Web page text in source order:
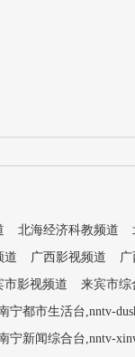
北海经济科教频道
道 广西影视频道
市影视频道
来宾市综
都市生活台,nntv-
新闻综合台,nntv-